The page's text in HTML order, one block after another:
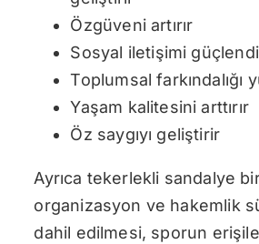
Özgüveni artırır
Sosyal iletişimi
Toplumsal farkındalığı
Yaşam kalitesini arttırır
Öz saygıyı geliştirir
Ayrıca tekerlekli sandalye
organizasyon ve hakemlik
dahil edilmesi, sporun